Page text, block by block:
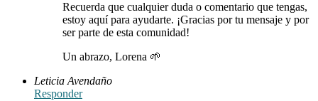
Recuerda que cualquier duda o comentario que tengas,
estoy aquí para ayudarte. ¡Gracias por tu mensaje y por
ser parte de esta comunidad!
Un abrazo, Lorena 🌱
Leticia Avendaño
Responder